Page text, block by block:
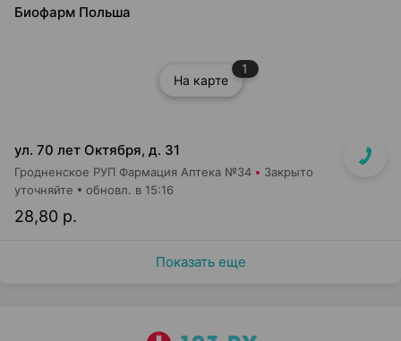
Биофарм Польша
На карте
1
ул. 70 лет Октября, д. 31
Гродненское РУП Фармация Аптека №34 Закрыто
28,80 р.
уточняйте обновл. в 15:16
Показать еще